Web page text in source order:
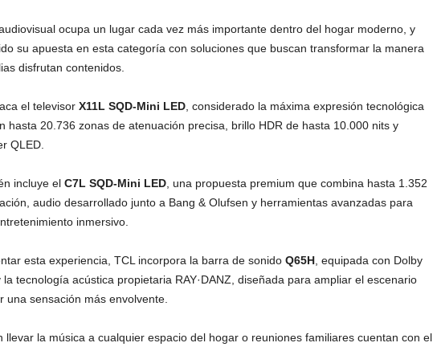
ocupa un lugar cada vez más importante dentro del hogar moderno, y
su apuesta en esta categoría con soluciones que buscan transformar la manera
disfrutan contenidos.
el televisor X11L SQD-Mini LED, considerado la máxima expresión tecnológica
hasta 20.736 zonas de atenuación precisa, brillo HDR de hasta 10.000 nits y
QLED.
incluye el C7L SQD-Mini LED, una propuesta premium que combina hasta 1.352
audio desarrollado junto a Bang & Olufsen y herramientas avanzadas para
inmersivo.
esta experiencia, TCL incorpora la barra de sonido Q65H, equipada con Dolby
la tecnología acústica propietaria RAY·DANZ, diseñada para ampliar el escenario
una sensación más envolvente.
llevar la música a cualquier espacio del hogar o reuniones familiares cuentan con el